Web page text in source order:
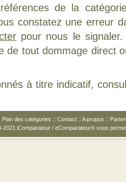
de la
constatez une erreur
pour nous le
de tout dommage direct
à titre indicatif,
Plan des catégories :: Contact :: A propos ::
iComparateur / eComparateur® vous